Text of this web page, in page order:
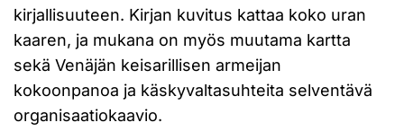
kirjallisuuteen. Kirjan kuvitus kattaa koko uran
kaaren, ja mukana on myös muutama kartta
sekä Venäjän keisarillisen armeijan
kokoonpanoa ja käskyvaltasuhteita selventävä
organisaatiokaavio.